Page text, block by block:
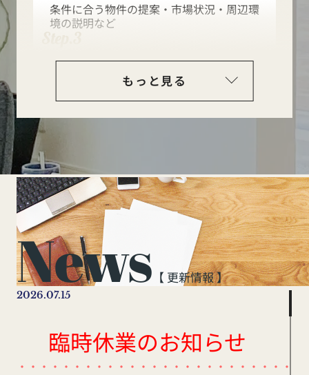
条件に合う物件の提案・市場状況・周辺環
境の説明など
購入申込み・住宅ローン事前審査
Step.4
売買契約
Step.5
住宅ローン本審査・契約
Step.6
決済・引渡し
残金支払い・登記・鍵受け取り
もっと見る
News 【 更新情報 】
2026.07.15
臨時休業のお知らせ
・・・・・・・・・・・・・・・・・・・・・・・・・